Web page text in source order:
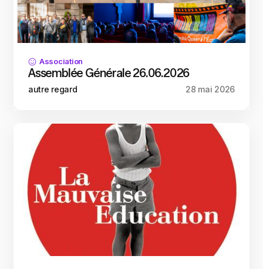
Association
Assemblée Générale 26.06.2026
autre regard 28 mai 2026